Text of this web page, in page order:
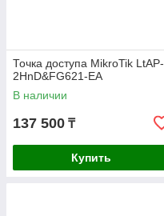
Точка доступа MikroTik LtAP-
2HnD&FG621-EA
В наличии
137 500 ₸
Купить